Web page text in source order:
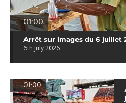
01:00
Arrêt sur images du 6 juillet
6th July 2026
01:00